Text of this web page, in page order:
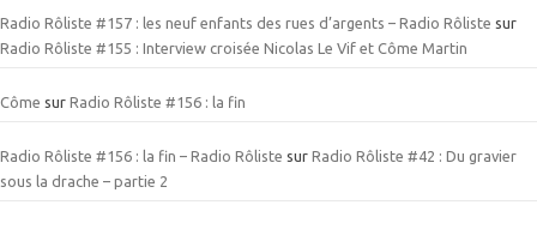
Radio Rôliste #157 : les neuf enfants des rues d’argents – Radio Rôliste sur
Radio Rôliste #155 : Interview croisée Nicolas Le Vif et Côme Martin
Côme sur Radio Rôliste #156 : la fin
Radio Rôliste #156 : la fin – Radio Rôliste sur Radio Rôliste #42 : Du gravier
sous la drache – partie 2